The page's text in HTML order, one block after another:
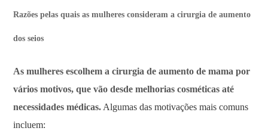
Razões pelas quais as mulheres consideram a cirurgia de aumento
dos seios
As mulheres escolhem a cirurgia de aumento de mama por
vários motivos, que vão desde melhorias cosméticas até
necessidades médicas. Algumas das motivações mais comuns
incluem: